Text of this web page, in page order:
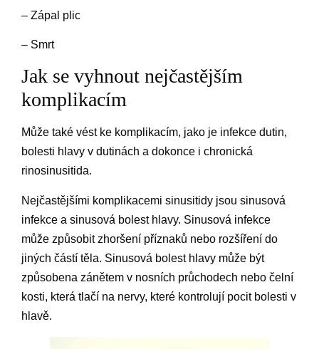
– Zápal plic
– Smrt
Jak se vyhnout nejčastějším
komplikacím
Může také vést ke komplikacím, jako je infekce dutin,
bolesti hlavy v dutinách a dokonce i chronická
rinosinusitida.
Nejčastějšími komplikacemi sinusitidy jsou sinusová
infekce a sinusová bolest hlavy. Sinusová infekce
může způsobit zhoršení příznaků nebo rozšíření do
jiných částí těla. Sinusová bolest hlavy může být
způsobena zánětem v nosních průchodech nebo čelní
kosti, která tlačí na nervy, které kontrolují pocit bolesti v
hlavě.